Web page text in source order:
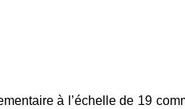
à l’échelle de 19